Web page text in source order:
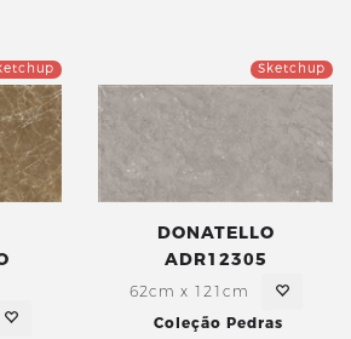
Sketchup
DONATELLO
ADR12305
62cm x 121cm
Coleção Pedras